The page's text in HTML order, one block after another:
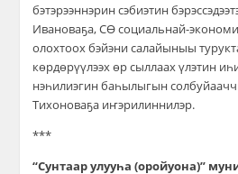
бэтэрээннэрин сэбиэтин
Ивановаҕа, СӨ социальнай-
олохтоох бэйэни салайыныы
көрдөрүүлээх өр сыллаах үлэтин
нэһилиэгин баһылыгын
Тихоноваҕа иҥэрилиннилэр.
***
“Сунтаар улууһа (оройуона)”